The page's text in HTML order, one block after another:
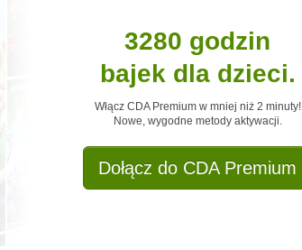
3280 godzin
bajek dla dzieci.
Włącz CDA Premium w mniej niż 2 minuty!
Nowe, wygodne metody aktywacji.
Dołącz do CDA Premium